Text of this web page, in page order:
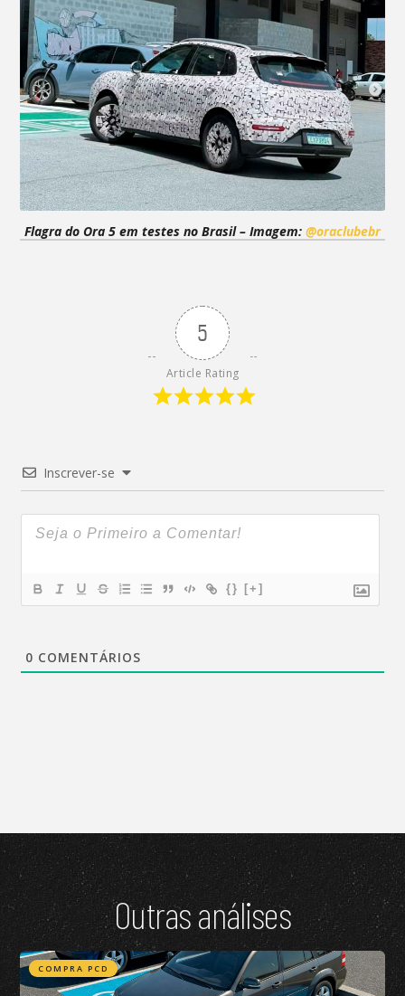
Flagra do Ora 5 em testes no Brasil – Imagem: @oraclubebr
5
Article Rating
Inscrever-se
{} [+]
0 COMENTÁRIOS
Outras análises
COMPRA PCD